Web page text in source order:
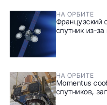
НА ОРБИТЕ
Французский
спутник из-за
НА ОРБИТЕ
Momentus
спутников,